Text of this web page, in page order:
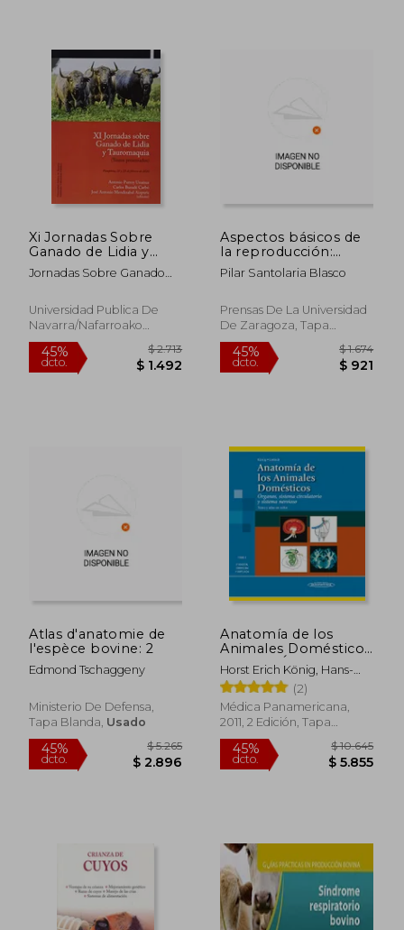
45%
dcto.
$ 18.451
$ 10.148
Xi Jornadas Sobre
Ganado de Lidia y
Tauromaquia:
Pamplona, 21 y 22 de
Jornadas Sobre Ganado
Universidad Publica De
Navarra/Nafarroako
Unibertsitate Pub., 2020, 1
Edición, Tapa Dura, Nuevo
Aspectos básicos de
la reproducción:
Mamíferos de interés
zootécnico (Textos
Pilar Santolaria Blasco
Prensas De La Universidad
De Zaragoza, Tapa
Blanda, Nuevo
45%
dcto.
Atlas d'anatomie de
l'espèce bovine: 2
Edmond Tschaggeny
Ministerio De Defensa,
Tapa Blanda, Usado
Anatomía de los
Animales Domésticos
tomo 2. Órganos,
sistema circulatorio y
sistema nervioso
Horst Erich König, Hans-
Georg Liebich(2)
Médica Panamericana,
2011, 2 Edición, Tapa
Blanda, Nuevo